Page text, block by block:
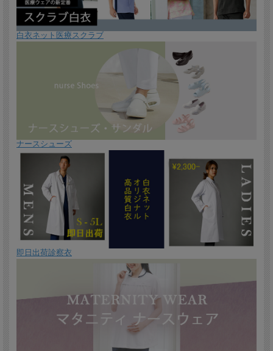
白衣ネット医療スクラブ
ナースシューズ
即日出荷診察衣